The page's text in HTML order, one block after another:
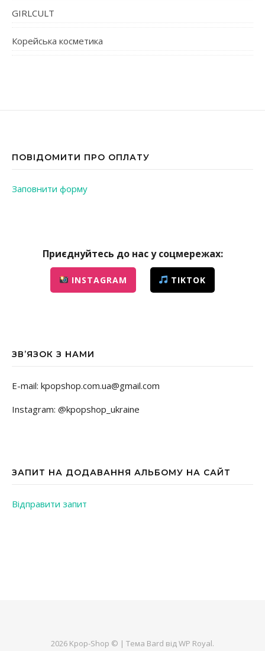
GIRLCULT
Корейська косметика
ПОВІДОМИТИ ПРО ОПЛАТУ
Заповнити форму
Приєднуйтесь до нас у соцмережах:
INSTAGRAM TIKTOK
ЗВ’ЯЗОК З НАМИ
E-mail: kpopshop.com.ua@gmail.com
Instagram: @kpopshop_ukraine
ЗАПИТ НА ДОДАВАННЯ АЛЬБОМУ НА САЙТ
Відправити запит
2026 Kpop-Shop © | Тема Bard відWP Royal.